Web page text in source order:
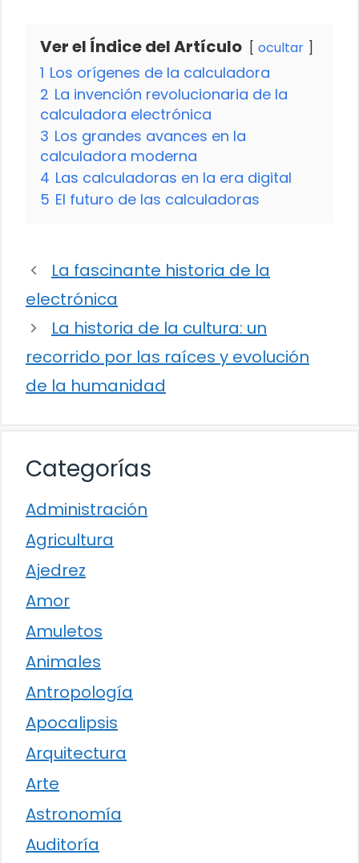
Ver el Índice del Artículo ocultar
1 Los orígenes de la calculadora
2 La invención revolucionaria de la
calculadora electrónica
3 Los grandes avances en la
calculadora moderna
4 Las calculadoras en la era digital
5 El futuro de las calculadoras
La fascinante historia de la
electrónica
La historia de la cultura: un
recorrido por las raíces y evolución
de la humanidad
Categorías
Administración
Agricultura
Ajedrez
Amor
Amuletos
Animales
Antropología
Apocalipsis
Arquitectura
Arte
Astronomía
Auditoría